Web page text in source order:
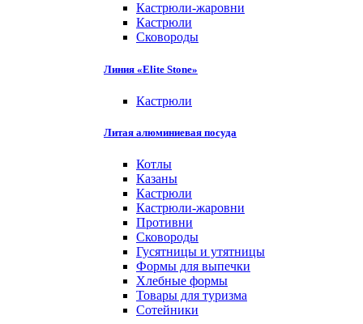
Кастрюли-жаровни
Кастрюли
Сковороды
Линия «Elite Stone»
Кастрюли
Литая алюминиевая посуда
Котлы
Казаны
Кастрюли
Кастрюли-жаровни
Противни
Сковороды
Гусятницы и утятницы
Формы для выпечки
Хлебные формы
Товары для туризма
Сотейники